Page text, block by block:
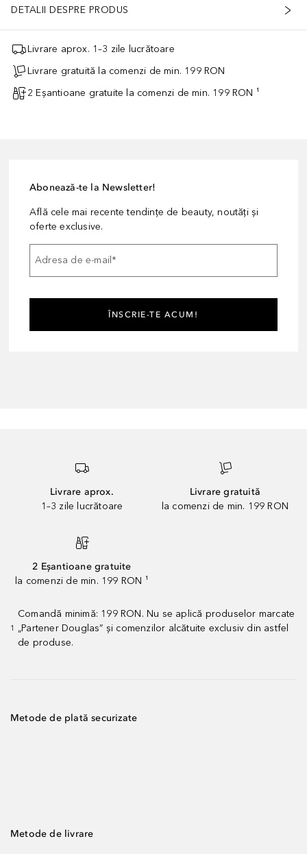
DETALII DESPRE PRODUS
Livrare aprox. 1–3 zile lucrătoare
Livrare gratuită la comenzi de min. 199 RON
2 Eșantioane gratuite la comenzi de min. 199 RON ¹
Abonează-te la Newsletter!
Află cele mai recente tendințe de beauty, noutăți și
oferte exclusive.
Adresa de e-mail*
ÎNSCRIE-TE ACUM!
Livrare aprox.
1–3 zile lucrătoare
Livrare gratuită
la comenzi de min. 199 RON
2 Eșantioane gratuite
la comenzi de min. 199 RON ¹
1
Comandă minimă: 199 RON. Nu se aplică produselor marcate
„Partener Douglas” și comenzilor alcătuite exclusiv din astfel
de produse.
Metode de plată securizate
Metode de livrare